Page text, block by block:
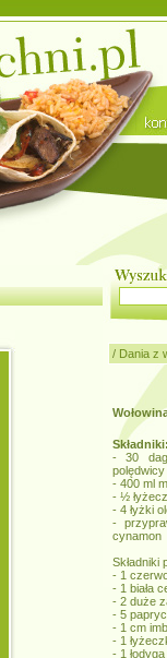
/ Dania z
- 30 dag
polędwicy
- 400 ml
- ½
- 4 łyżki
-
cynamon
Składniki
- 1
- 1 biała
- 2 duże
- 5
- 1 cm
- 1
- 1